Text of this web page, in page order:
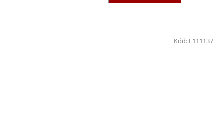
Kód: E111137